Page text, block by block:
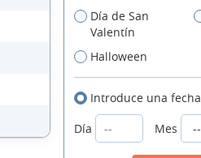
Día de San
Valentín
Halloween
Introduce una fecha
Día
Mes